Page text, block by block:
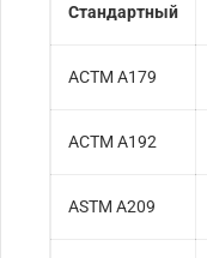
Стандартный
АСТМ А179
АСТМ А192
ASTM A209